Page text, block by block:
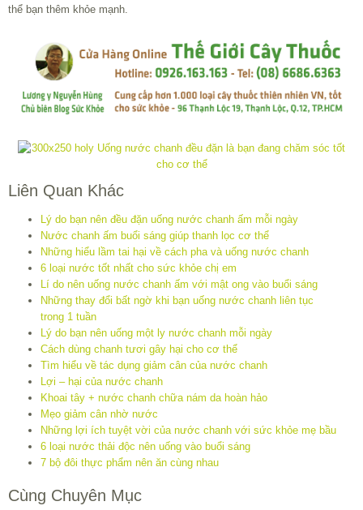
thể bạn thêm khỏe mạnh.
Liên Quan Khác
Lý do bạn nên đều đặn uống nước chanh ấm mỗi ngày
Nước chanh ấm buổi sáng giúp thanh lọc cơ thể
Những hiểu lầm tai hại về cách pha và uống nước chanh
6 loại nước tốt nhất cho sức khỏe chị em
Lí do nên uống nước chanh ấm với mật ong vào buổi sáng
Những thay đổi bất ngờ khi bạn uống nước chanh liên tục
trong 1 tuần
Lý do bạn nên uống một ly nước chanh mỗi ngày
Cách dùng chanh tươi gây hại cho cơ thể
Tìm hiểu về tác dụng giảm cân của nước chanh
Lợi – hại của nước chanh
Khoai tây + nước chanh chữa nám da hoàn hảo
Mẹo giảm cân nhờ nước
Những lợi ích tuyệt vời của nước chanh với sức khỏe mẹ bầu
6 loại nước thải độc nên uống vào buổi sáng
7 bộ đôi thực phẩm nên ăn cùng nhau
Cùng Chuyên Mục